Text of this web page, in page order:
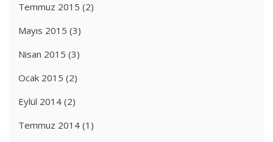
Temmuz 2015 (2)
Mayıs 2015 (3)
Nisan 2015 (3)
Ocak 2015 (2)
Eylül 2014 (2)
Temmuz 2014 (1)